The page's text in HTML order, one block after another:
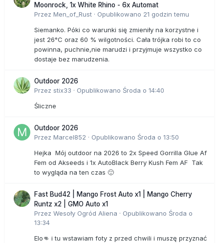
Moonrock, 1x White Rhino - 6x Automat
Przez Men_of_Rust · Opublikowano 21 godzin temu
Siemanko. Póki co warunki się zmieniły na korzystne i
jest 26°C oraz 60 % wilgotności. Cała trójka robi to co
powinna, puchnie,nie marudzi i przyjmuje wszystko co
dostaje bez marudzenia.
Outdoor 2026
Przez stix33 · Opublikowano Środa o 14:40
Śliczne
Outdoor 2026
Przez Marcel852 · Opublikowano Środa o 13:50
Hejka Mój outdoor na 2026 to 2x Speed Gorrilla Glue Af
Fem od Akseeds i 1x AutoBlack Berry Kush Fem AF Tak
to wygląda na ten czas 🙂
Fast Bud42 | Mango Frost Auto x1 | Mango Cherry
Runtz x2 | GMO Auto x1
Przez Wesoły Ogród Aliena · Opublikowano Środa o
13:34
Elo👊 i tu wstawiam foty z przed chwili i muszę przyznać